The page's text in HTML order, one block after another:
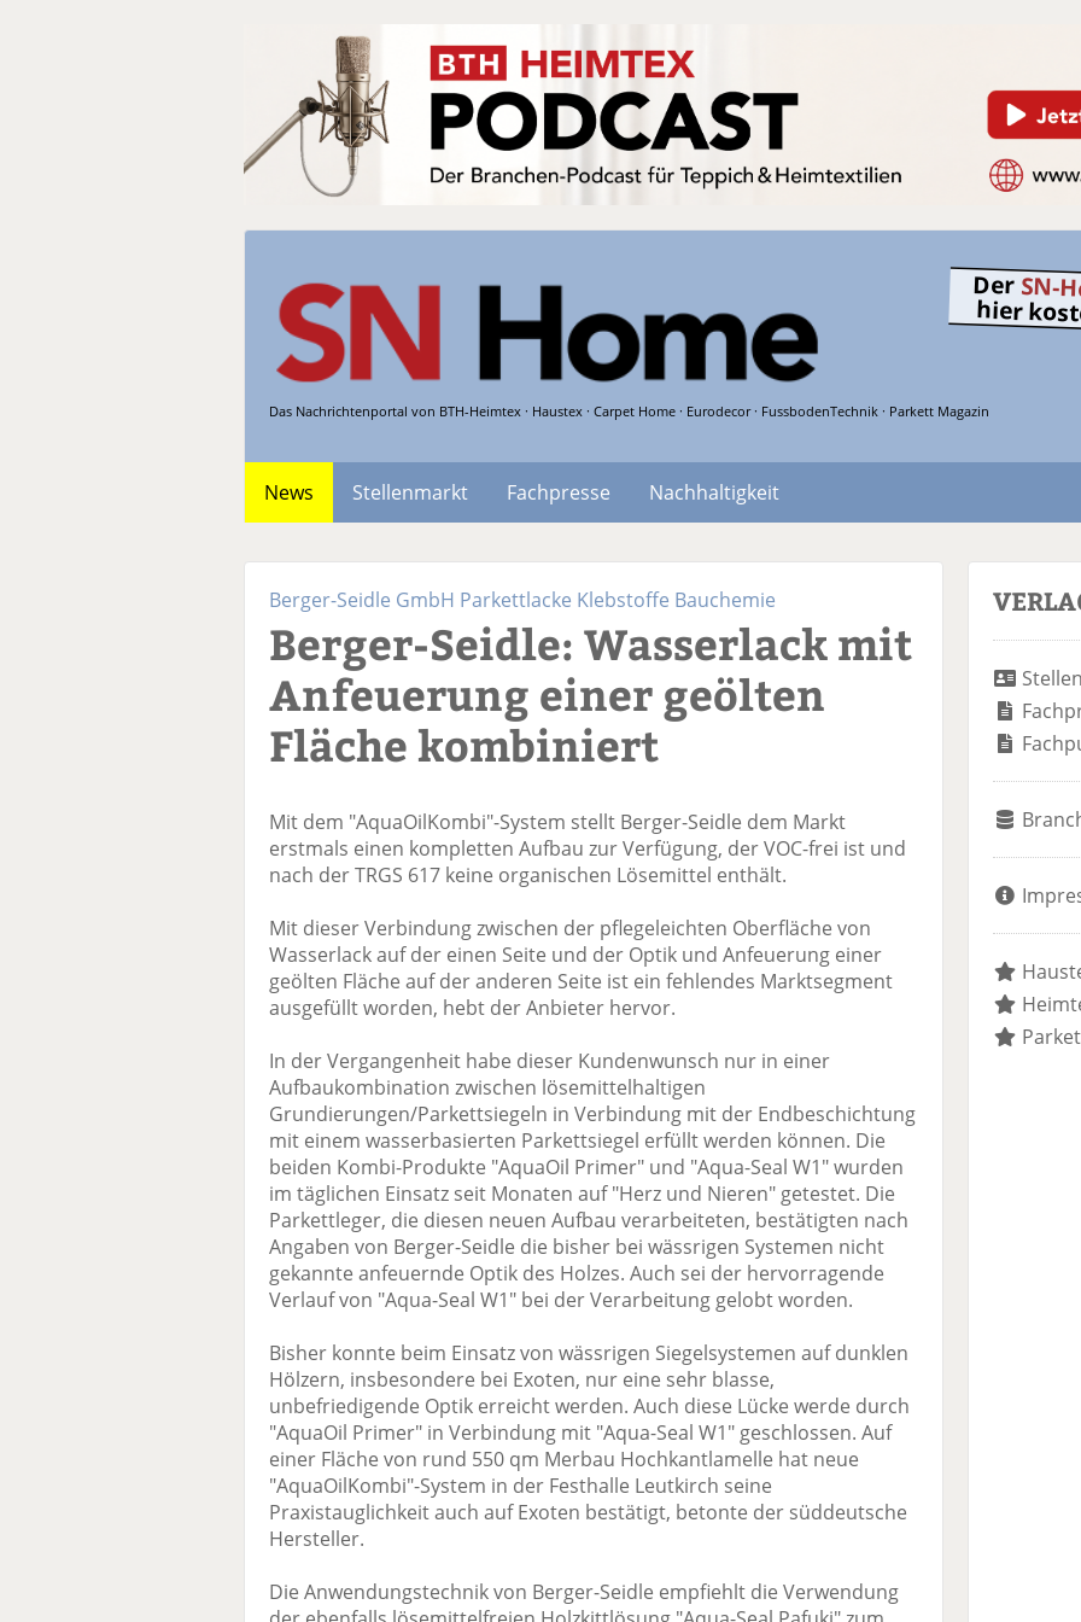
Das Nachrichtenportal von BTH-Heimtex · Haustex · Carpet Home · Eurodecor · FussbodenTechnik · Parkett Magazin
Der SN-
hier
News Stellenmarkt Fachpresse
Nachhaltigkeit
Berger-Seidle GmbH Parkettlacke Klebstoffe Bauchemie
Berger-Seidle: Wasserlack mit
Anfeuerung einer geölten
Fläche kombiniert
Mit dem "AquaOilKombi"-System stellt Berger-Seidle dem Markt
erstmals einen kompletten Aufbau zur Verfügung, der VOC-frei ist und
nach der TRGS 617 keine organischen Lösemittel enthält.
Mit dieser Verbindung zwischen der pflegeleichten Oberfläche von
Wasserlack auf der einen Seite und der Optik und Anfeuerung einer
geölten Fläche auf der anderen Seite ist ein fehlendes Marktsegment
ausgefüllt worden, hebt der Anbieter hervor.
In der Vergangenheit habe dieser Kundenwunsch nur in einer
Aufbaukombination zwischen lösemittelhaltigen
Grundierungen/Parkettsiegeln in Verbindung mit der Endbeschichtung
mit einem wasserbasierten Parkettsiegel erfüllt werden können. Die
beiden Kombi-Produkte "AquaOil Primer" und "Aqua-Seal W1" wurden
im täglichen Einsatz seit Monaten auf "Herz und Nieren" getestet. Die
Parkettleger, die diesen neuen Aufbau verarbeiteten, bestätigten nach
Angaben von Berger-Seidle die bisher bei wässrigen Systemen nicht
gekannte anfeuernde Optik des Holzes. Auch sei der hervorragende
Verlauf von "Aqua-Seal W1" bei der Verarbeitung gelobt worden.
Bisher konnte beim Einsatz von wässrigen Siegelsystemen auf dunklen
Hölzern, insbesondere bei Exoten, nur eine sehr blasse,
unbefriedigende Optik erreicht werden. Auch diese Lücke werde durch
"AquaOil Primer" in Verbindung mit "Aqua-Seal W1" geschlossen. Auf
einer Fläche von rund 550 qm Merbau Hochkantlamelle hat neue
"AquaOilKombi"-System in der Festhalle Leutkirch seine
Praxistauglichkeit auch auf Exoten bestätigt, betonte der süddeutsche
Hersteller.
Die Anwendungstechnik von Berger-Seidle empfiehlt die Verwendung